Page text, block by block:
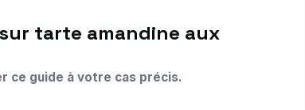
ce guide à votre cas précis.